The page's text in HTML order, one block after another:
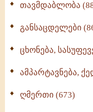
თავმდაბლობა
განსაცდელები
ცხონება,
ამპარტავნება,
ღმერთი (673)